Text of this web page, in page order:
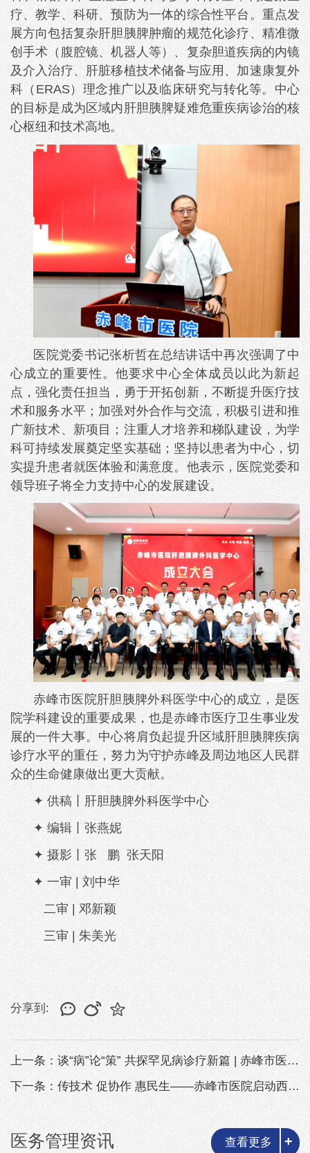
疗、教学、科研、预防为一体的综合性平台。重点发
展方向包括复杂肝胆胰脾肿瘤的规范化诊疗、精准微
创手术（腹腔镜、机器人等）、复杂胆道疾病的内镜
及介入治疗、肝脏移植技术储备与应用、加速康复外
科（ERAS）理念推广以及临床研究与转化等。中心
的目标是成为区域内肝胆胰脾疑难危重疾病诊治的核
心枢纽和技术高地。
医院党委书记张析哲在总结讲话中再次强调了中
心成立的重要性。他要求中心全体成员以此为新起
点，强化责任担当，勇于开拓创新，不断提升医疗技
术和服务水平；加强对外合作与交流，积极引进和推
广新技术、新项目；注重人才培养和梯队建设，为学
科可持续发展奠定坚实基础；坚持以患者为中心，切
实提升患者就医体验和满意度。他表示，医院党委和
领导班子将全力支持中心的发展建设。
赤峰市医院肝胆胰脾外科医学中心的成立，是医
院学科建设的重要成果，也是赤峰市医疗卫生事业发
展的一件大事。中心将肩负起提升区域肝胆胰脾疾病
诊疗水平的重任，努力为守护赤峰及周边地区人民群
众的生命健康做出更大贡献。
✦ 供稿丨肝胆胰脾外科医学中心
✦ 编辑丨张燕妮
✦ 摄影丨张 鹏 张天阳
✦ 一审 | 刘中华
二审 | 邓新颖
三审 | 朱美光
分享到:
上一条：谈“病”论“策” 共探罕见病诊疗新篇 | 赤峰市医院罕见病培训精彩...
下一条：传技术 促协作 惠民生——赤峰市医院启动西乌珠穆沁旗巡回医疗工作
医务管理资讯 查看更多 +